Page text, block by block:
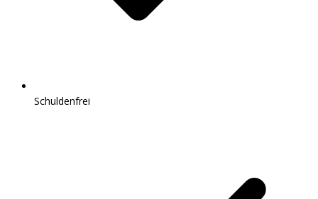
Schuldenfrei